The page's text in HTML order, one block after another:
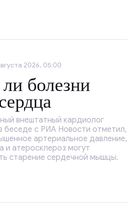
2026, 05:00
болезни
внештатный кардиолог
беседе с РИА Новости отметил,
артериальное давление,
и атеросклероз могут
старение сердечной мышцы.